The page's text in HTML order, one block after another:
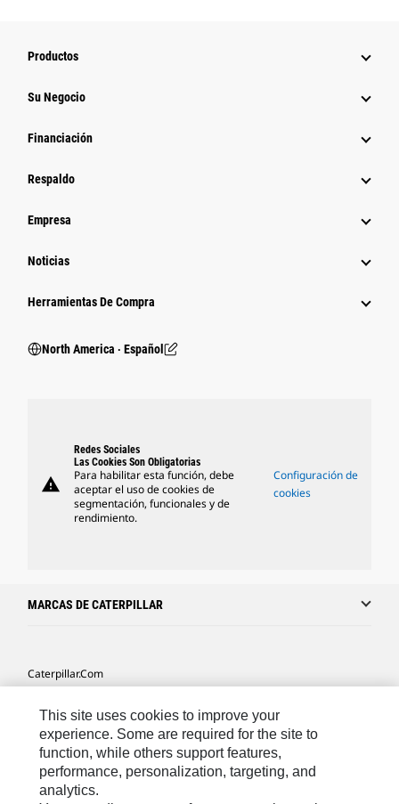
Productos
Su Negocio
Financiación
Respaldo
Empresa
Noticias
Herramientas De Compra
North America ‧ Español
warning
Redes Sociales
Las Cookies Son Obligatorias
Para habilitar esta función, debe
aceptar el uso de cookies de
segmentación, funcionales y de
rendimiento.
Configuración de
cookies
MARCAS DE CATERPILLAR
Caterpillar.com
Mis Preferencias De Marketing
Site Map
Cookie Settings
This site uses cookies to improve your
experience. Some are required for the site to
function, while others support features,
performance, personalization, targeting, and
analytics.